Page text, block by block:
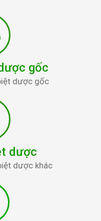
gốc
dược gốc
dược
dược khác